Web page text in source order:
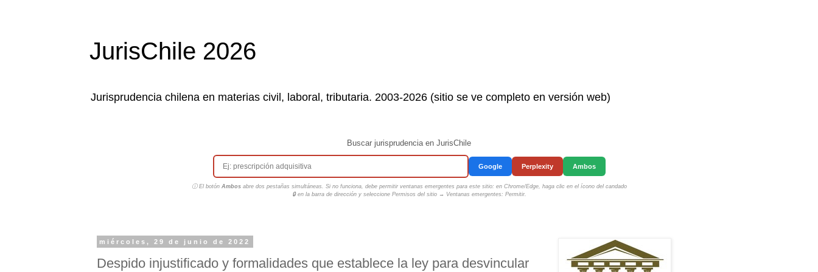
JurisChile 2026
Jurisprudencia chilena en materias civil, laboral, tributaria. 2003-2026 (sitio se ve completo en versión web)
Buscar jurisprudencia en JurisChile
Google Perplexity Ambos
ⓘ El botón Ambosabre dos pestañas simultáneas. Si no funciona, debe permitir ventanas emergentes para este sitio: en Chrome/Edge, haga clic en el ícono del candado
🔒 en la barra de dirección y seleccione Permisos del sitio → Ventanas emergentes: Permitir.
miércoles, 29 de junio de 2022
Despido injustificado y formalidades que establece la ley para desvincular